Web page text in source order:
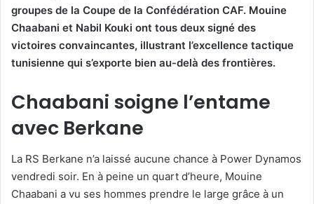
groupes de la Coupe de la Confédération CAF. Mouine
Chaabani et Nabil Kouki ont tous deux signé des
victoires convaincantes, illustrant l’excellence tactique
tunisienne qui s’exporte bien au-delà des frontières.
Chaabani soigne l’entame
avec Berkane
La RS Berkane n’a laissé aucune chance à Power Dynamos
vendredi soir. En à peine un quart d’heure, Mouine
Chaabani a vu ses hommes prendre le large grâce à un